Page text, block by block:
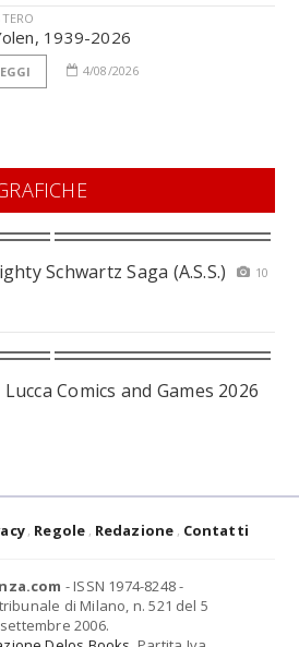
1939-2026
4/08/2026
Schwartz Saga (A.S.S.)
10
Comics and Games 2026
Regole Redazione Contatti
- ISSN 1974-8248 -
di Milano, n. 521 del 5
settembre 2006.